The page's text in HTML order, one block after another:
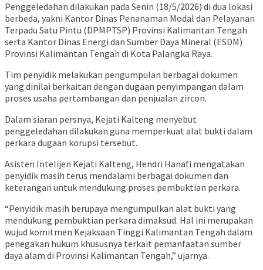
Penggeledahan dilakukan pada Senin (18/5/2026) di dua lokasi
berbeda, yakni Kantor Dinas Penanaman Modal dan Pelayanan
Terpadu Satu Pintu (DPMPTSP) Provinsi Kalimantan Tengah
serta Kantor Dinas Energi dan Sumber Daya Mineral (ESDM)
Provinsi Kalimantan Tengah di Kota Palangka Raya.
Tim penyidik melakukan pengumpulan berbagai dokumen
yang dinilai berkaitan dengan dugaan penyimpangan dalam
proses usaha pertambangan dan penjualan zircon.
Dalam siaran persnya, Kejati Kalteng menyebut
penggeledahan dilakukan guna memperkuat alat bukti dalam
perkara dugaan korupsi tersebut.
Asisten Intelijen Kejati Kalteng, Hendri Hanafi mengatakan
penyidik masih terus mendalami berbagai dokumen dan
keterangan untuk mendukung proses pembuktian perkara.
“Penyidik masih berupaya mengumpulkan alat bukti yang
mendukung pembuktian perkara dimaksud. Hal ini merupakan
wujud komitmen Kejaksaan Tinggi Kalimantan Tengah dalam
penegakan hukum khususnya terkait pemanfaatan sumber
daya alam di Provinsi Kalimantan Tengah,” ujarnya.